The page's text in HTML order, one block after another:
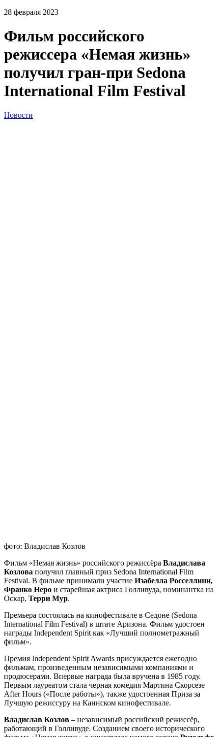
28 февраля 2023
Фильм российского
режиссера «Немая жизнь»
получил гран-при Sedona
International Film Festival
Новости
фото: Владислав Козлов
Фильм «Немая жизнь» российского режиссёра Владислава
Козлова получил главный приз Sedona International Film
Festival. В фильме принимали участие Изабелла Росселлини,
Франко Неро и старейшая актриса Голливуда, номинантка на
Оскар, Терри Мур.
Премьера состоялась на кинофестивале в Седоне (Sedona
International Film Festival) в штате Аризона. Фильм удостоен
награды Independent Spirit как «Лучший полнометражный
фильм».
Премия Independent Spirit Awards присуждается ежегодно
фильмам, произведенным независимыми компаниями и
продюсерами. Впервые награда была вручена в 1985 году.
Первым лауреатом стала черная комедия Мартина Скорсезе
After Hours («После работы»), также удостоенная Приза за
Лучшую режиссуру на Каннском кинофестивале.
Владислав Козлов – независимый российский режиссёр,
работающий в Голливуде. Созданием своего исторического